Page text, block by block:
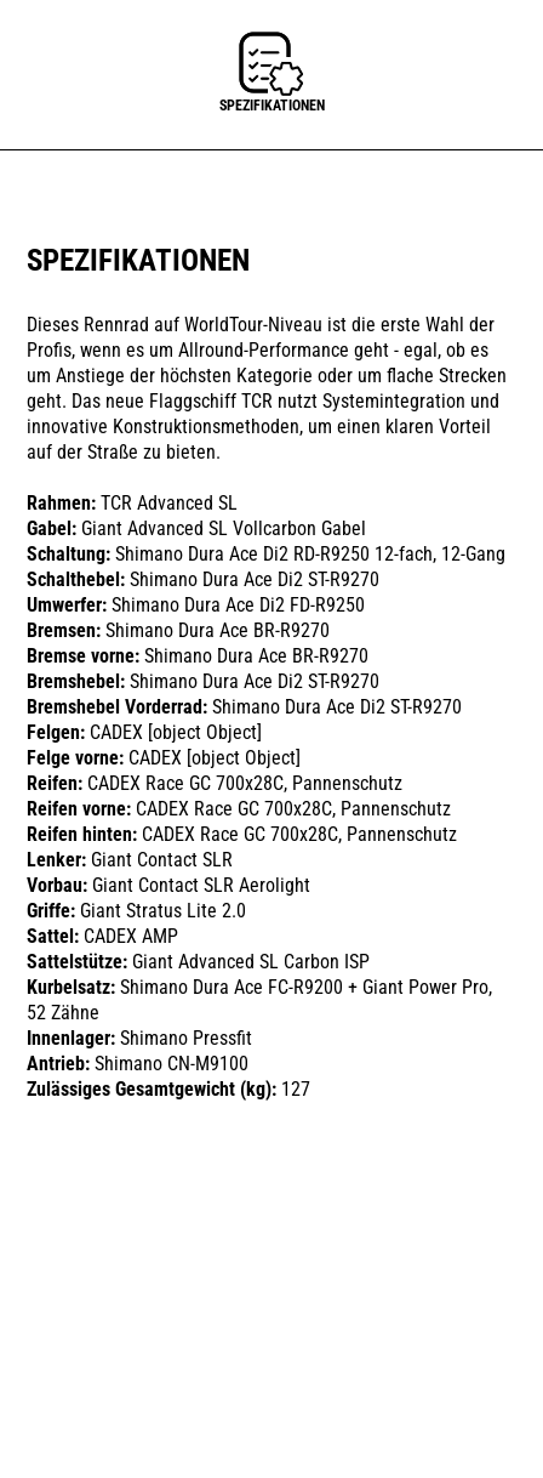
SPEZIFIKATIONEN
SPEZIFIKATIONEN
Dieses Rennrad auf WorldTour-Niveau ist die erste Wahl der
Profis, wenn es um Allround-Performance geht - egal, ob es
um Anstiege der höchsten Kategorie oder um flache Strecken
geht. Das neue Flaggschiff TCR nutzt Systemintegration und
innovative Konstruktionsmethoden, um einen klaren Vorteil
auf der Straße zu bieten.
Rahmen: TCR Advanced SL
Gabel: Giant Advanced SL Vollcarbon Gabel
Schaltung: Shimano Dura Ace Di2 RD-R9250 12-fach, 12-Gang
Schalthebel: Shimano Dura Ace Di2 ST-R9270
Umwerfer: Shimano Dura Ace Di2 FD-R9250
Bremsen: Shimano Dura Ace BR-R9270
Bremse vorne: Shimano Dura Ace BR-R9270
Bremshebel: Shimano Dura Ace Di2 ST-R9270
Bremshebel Vorderrad: Shimano Dura Ace Di2 ST-R9270
Felgen: CADEX [object Object]
Felge vorne: CADEX [object Object]
Reifen: CADEX Race GC 700x28C, Pannenschutz
Reifen vorne: CADEX Race GC 700x28C, Pannenschutz
Reifen hinten: CADEX Race GC 700x28C, Pannenschutz
Lenker: Giant Contact SLR
Vorbau: Giant Contact SLR Aerolight
Griffe: Giant Stratus Lite 2.0
Sattel: CADEX AMP
Sattelstütze: Giant Advanced SL Carbon ISP
Kurbelsatz: Shimano Dura Ace FC-R9200 + Giant Power Pro,
52 Zähne
Innenlager: Shimano Pressfit
Antrieb: Shimano CN-M9100
Zulässiges Gesamtgewicht (kg): 127